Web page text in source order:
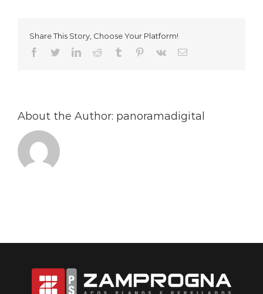
Share This Story, Choose Your Platform!
Facebook
TwitterLinkedInReddit Tumblr Pinterest
Vk Email
About the Author: panoramadigital